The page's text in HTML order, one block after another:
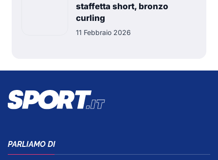
staffetta short, bronzo
curling
11 Febbraio 2026
PARLIAMO DI